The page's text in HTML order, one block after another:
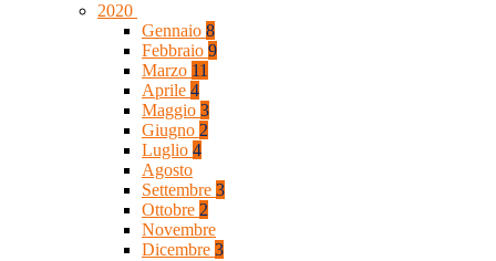
2020
Gennaio 8
Febbraio 9
Marzo 11
Aprile 4
Maggio 3
Giugno 2
Luglio 4
Agosto
Settembre 3
Ottobre 2
Novembre
Dicembre 3